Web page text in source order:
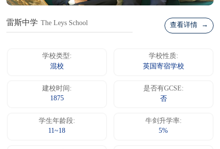
雷斯中学 The Leys School 查看详情 →
学校类型:
混校
学校性质:
英国寄宿学校
建校时间:
1875
是否有GCSE:
否
学生年龄段:
11~18
牛剑升学率:
5%